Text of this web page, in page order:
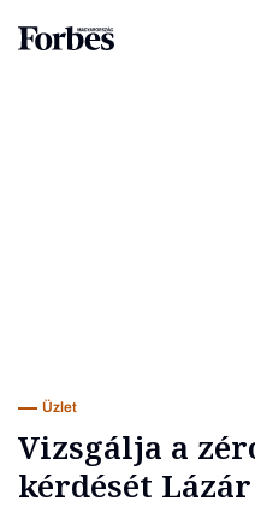
Üzlet
Vizsgálja a
kérdését